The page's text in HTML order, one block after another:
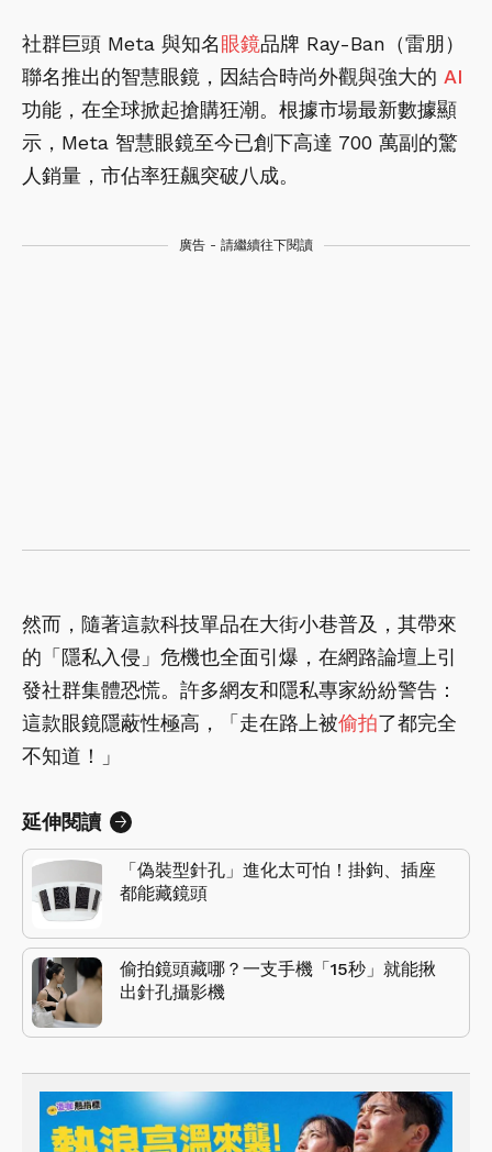
社群巨頭 Meta 與知名眼鏡品牌 Ray-Ban（雷朋）
聯名推出的智慧眼鏡，因結合時尚外觀與強大的 AI
功能，在全球掀起搶購狂潮。根據市場最新數據顯
示，Meta 智慧眼鏡至今已創下高達 700 萬副的驚
人銷量，市佔率狂飆突破八成。
廣告 - 請繼續往下閱讀
然而，隨著這款科技單品在大街小巷普及，其帶來
的「隱私入侵」危機也全面引爆，在網路論壇上引
發社群集體恐慌。許多網友和隱私專家紛紛警告：
這款眼鏡隱蔽性極高，「走在路上被偷拍了都完全
不知道！」
延伸閱讀
「偽裝型針孔」進化太可怕！掛鉤、插座
都能藏鏡頭
偷拍鏡頭藏哪？一支手機「15秒」就能揪
出針孔攝影機